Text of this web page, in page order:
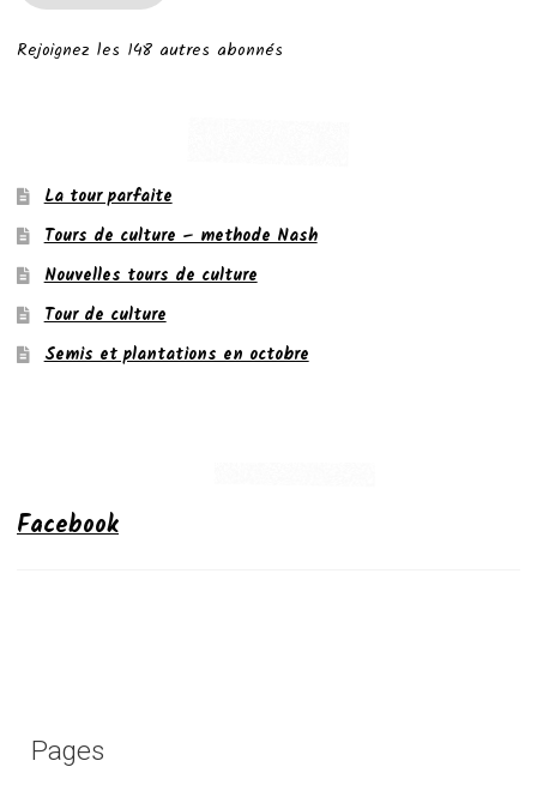
Rejoignez les 148 autres abonnés
La tour parfaite
Tours de culture – methode Nash
Nouvelles tours de culture
Tour de culture
Semis et plantations en octobre
Facebook
Pages